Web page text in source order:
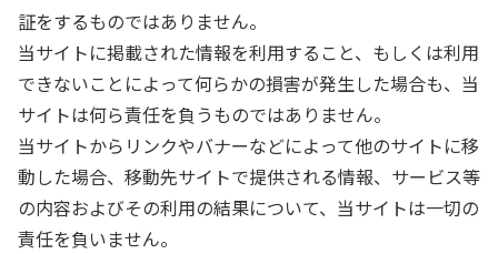
証をするものではありません。
当サイトに掲載された情報を利用すること、もしくは利用
できないことによって何らかの損害が発生した場合も、当
サイトは何ら責任を負うものではありません。
当サイトからリンクやバナーなどによって他のサイトに移
動した場合、移動先サイトで提供される情報、サービス等
の内容およびその利用の結果について、当サイトは一切の
責任を負いません。